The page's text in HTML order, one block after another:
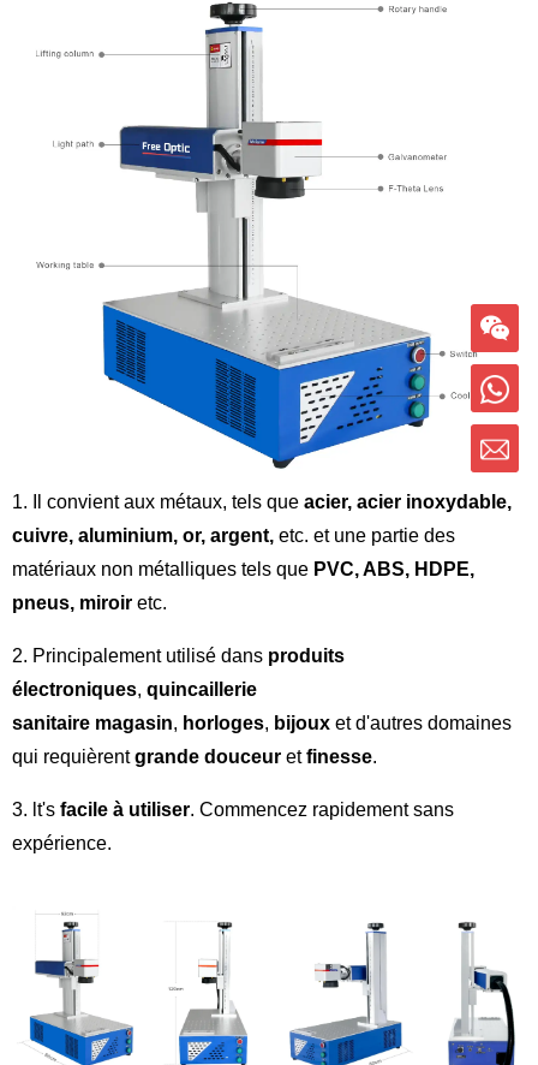
1. Il convient aux métaux, tels que acier, acier inoxydable,
cuivre, aluminium, or, argent, etc. et une partie des
matériaux non métalliques tels que PVC, ABS, HDPE,
pneus, miroir etc.
2. Principalement utilisé dans produits
électroniques, quincaillerie
sanitaire magasin, horloges, bijoux et d'autres domaines
qui requièrentgrande douceur etfinesse.
3. lt's facile à utiliser. Commencez rapidement sans
expérience.